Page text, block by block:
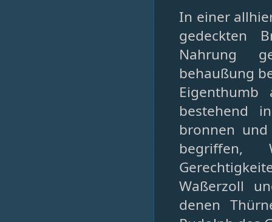
In einer
gedeckten
Nahrung
behaußung
bestehend
bronnen
begriffen,
Waßerzoll
denen